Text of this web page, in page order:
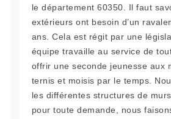
le département 60350. Il faut
extérieurs ont besoin d’un
ans. Cela est régit par une
équipe travaille au service de
offrir une seconde jeunesse aux
ternis et moisis par le temps.
les différentes structures de
pour toute demande, nous